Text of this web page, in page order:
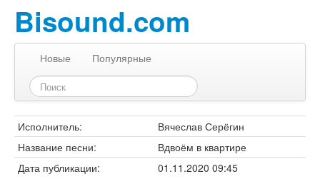
Bisound.com
Новые Популярные
Исполнитель:
Вячеслав Серёгин
Название песни:
Вдвоём в квартире
Дата публикации:
01.11.2020 09:45